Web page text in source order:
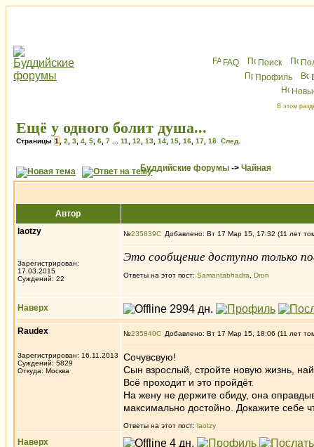
FAQ Поиск
Профиль
В этом
Ещё у одного болит душа...
Страницы 1 2 3 4 5 6 7 11 12 13 14 15 16 17 18 След.
Буддийские форумы -> Чайная
Автор
laotzy
Зарегистрирован:
17.03.2015
Суждений: 22
№235839 Добавлено: Вт 17 Мар 15, 17:32 (11 лет
Это сообщение доступно только
Ответы на этот пост: Samantabhadra Dron
Наверх
Raudex
Зарегистрирован: 16.11.2013
Суждений: 5829
Откуда: Москва
№235840 Добавлено: Вт 17 Мар 15, 18:06 (11 лет
Сочувсвую!
Сын взрослый, стройте новую жизнь,
Всё проходит и это пройдёт.
На жену не держите обиду, она
максимально достойно. Докажите себе
Ответы на этот пост: laotzy
Наверх